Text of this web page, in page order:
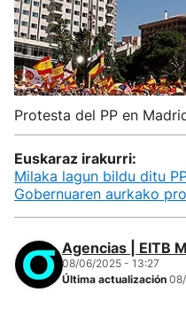
Protesta del PP en
Euskaraz irakurri:
Milaka lagun bildu ditu
Gobernuaren aurkako
Agencias | EITB
08/06/2025 - 13:27
Última actualización